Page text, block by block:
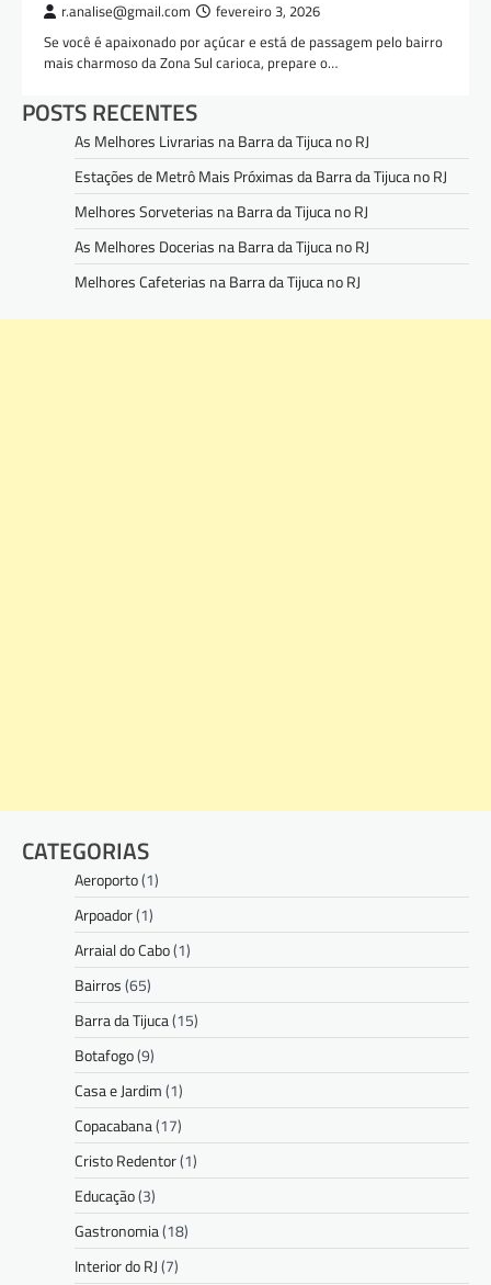
r.analise@gmail.com fevereiro 3, 2026
Se você é apaixonado por açúcar e está de passagem pelo bairro
mais charmoso da Zona Sul carioca, prepare o…
POSTS RECENTES
As Melhores Livrarias na Barra da Tijuca no RJ
Estações de Metrô Mais Próximas da Barra da Tijuca no RJ
Melhores Sorveterias na Barra da Tijuca no RJ
As Melhores Docerias na Barra da Tijuca no RJ
Melhores Cafeterias na Barra da Tijuca no RJ
CATEGORIAS
Aeroporto(1)
Arpoador(1)
Arraial do Cabo(1)
Bairros(65)
Barra da Tijuca(15)
Botafogo(9)
Casa e Jardim(1)
Copacabana(17)
Cristo Redentor(1)
Educação(3)
Gastronomia(18)
Interior do RJ(7)